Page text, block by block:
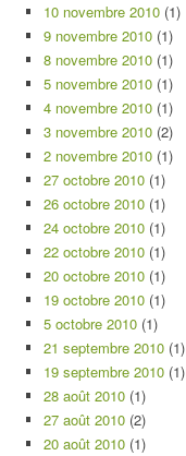
10 novembre 2010 (1)
9 novembre 2010 (1)
8 novembre 2010 (1)
5 novembre 2010 (1)
4 novembre 2010 (1)
3 novembre 2010 (2)
2 novembre 2010 (1)
27 octobre 2010 (1)
26 octobre 2010 (1)
24 octobre 2010 (1)
22 octobre 2010 (1)
20 octobre 2010 (1)
19 octobre 2010 (1)
5 octobre 2010 (1)
21 septembre 2010 (1)
19 septembre 2010 (1)
28 août 2010 (1)
27 août 2010 (2)
20 août 2010 (1)